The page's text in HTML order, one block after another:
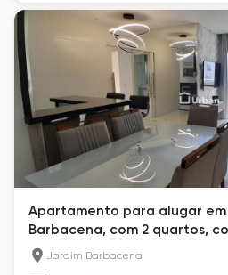
Apartamento para alugar
Barbacena, com 2 quartos,
Jardim Barbacena